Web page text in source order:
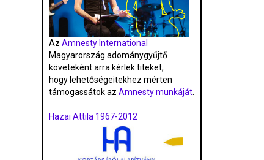
Az Amnesty International
Magyarország adománygyűjtő
követeként arra kérlek titeket,
hogy lehetőségeitekhez mérten
támogassátok az Amnesty munkáját.
Hazai Attila 1967-2012